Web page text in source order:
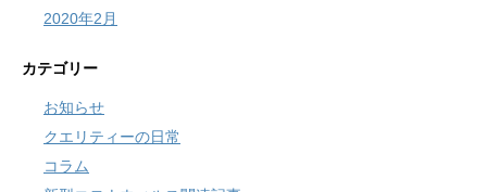
2020年2月
カテゴリー
お知らせ
クエリティーの日常
コラム